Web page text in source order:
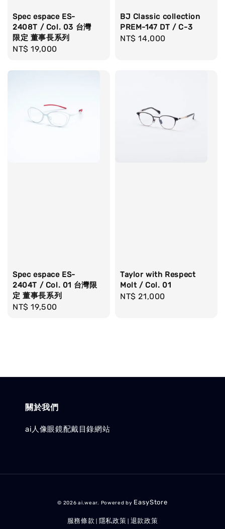
Spec espace ES-
2408T / Col. 03 台灣
限定 董事長系列
Regular
NT$ 19,000
BJ Classic collection
PREM-147 DT / C-3
Regular
NT$ 14,000
Spec espace ES-
2404T / Col. 01 台灣限
定 董事長系列
Regular
NT$ 19,500
Taylor with Respect
Molt / Col. 01
Regular
NT$ 21,000
關於我們
ai人像眼鏡配戴目錄網站
© 2026 ai.wear. Powered by EasyStore
服務條款 隱私政策 退款政策